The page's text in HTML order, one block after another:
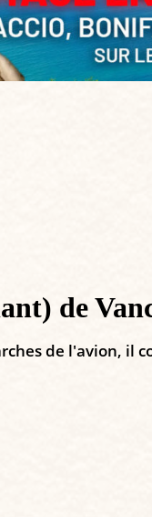
de
de l'avion, il